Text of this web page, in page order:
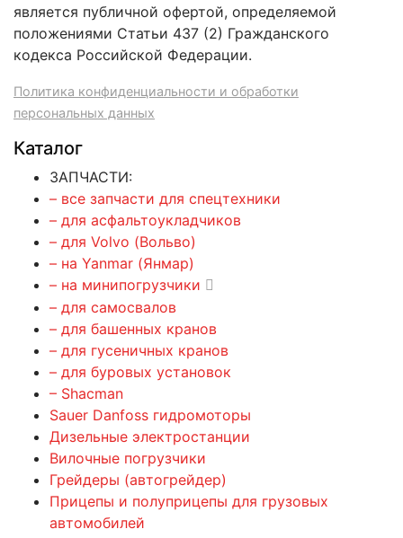
является публичной офертой, определяемой
положениями Статьи 437 (2) Гражданского
кодекса Российской Федерации.
Политика конфиденциальности и обработки
персональных данных
Каталог
ЗАПЧАСТИ:
– все запчасти для спецтехники
– для асфальтоукладчиков
– для Volvo (Вольво)
– на Yanmar (Янмар)
– на минипогрузчики
– для самосвалов
– для башенных кранов
– для гусеничных кранов
– для буровых установок
– Shacman
Sauer Danfoss гидромоторы
Дизельные электростанции
Вилочные погрузчики
Грейдеры (автогрейдер)
Прицепы и полуприцепы для грузовых
автомобилей